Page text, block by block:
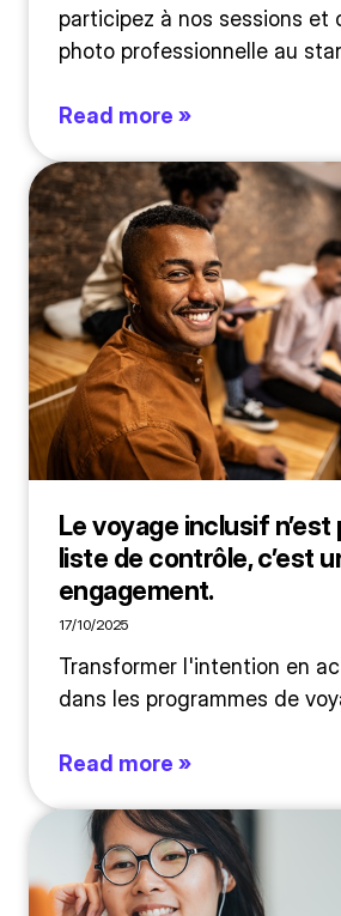
participez à nos sessions et
photo professionnelle au
Read more »
Le voyage inclusif n’est
liste de contrôle, c’est
engagement.
17/10/2025
Transformer l'intention en
dans les programmes de
Read more »